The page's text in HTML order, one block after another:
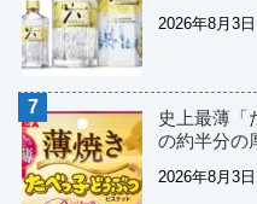
2026年8月3日
史上最薄
の約半分の
2026年8月3日